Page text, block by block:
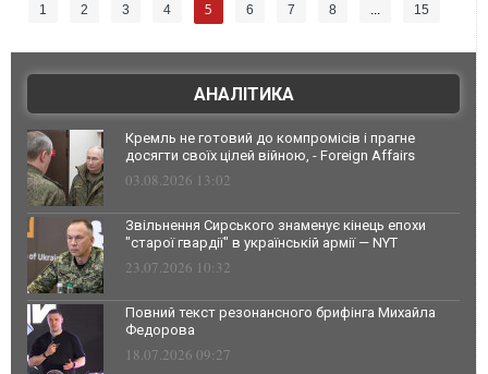
1 2 3 4 5 6 7 8 ... 15
АНАЛІТИКА
Кремль не готовий до компромісів і прагне
досягти своїх цілей війною, - Foreign Affairs
03.08.2026 13:02
Звільнення Сирського знаменує кінець епохи
"старої гвардії" в українській армії — NYT
23.07.2026 10:32
Повний текст резонансного брифінга Михайла
Федорова
18.07.2026 09:27